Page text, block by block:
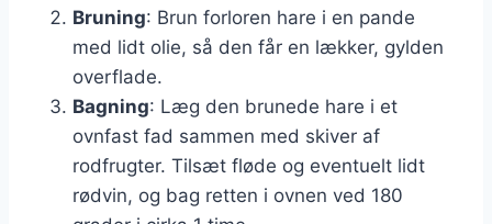
Bruning: Brun forloren hare i en pande
med lidt olie, så den får en lækker, gylden
overflade.
Bagning: Læg den brunede hare i et
ovnfast fad sammen med skiver af
rodfrugter. Tilsæt fløde og eventuelt lidt
rødvin, og bag retten i ovnen ved 180